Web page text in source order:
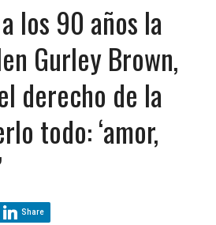
los 90 años la
Gurley Brown,
derecho de la
todo: ‘amor,
Share